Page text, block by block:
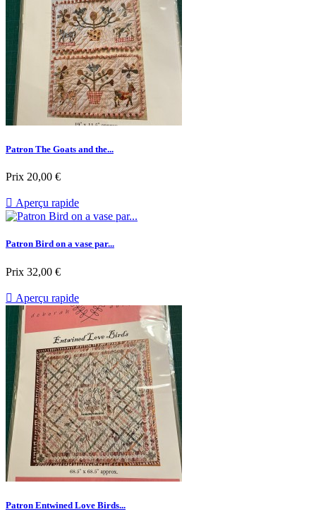
Patron The Goats and the...
Prix 20,00 €
 Aperçu rapide
Patron Bird on a vase par...
Prix 32,00 €
 Aperçu rapide
Patron Entwined Love Birds...